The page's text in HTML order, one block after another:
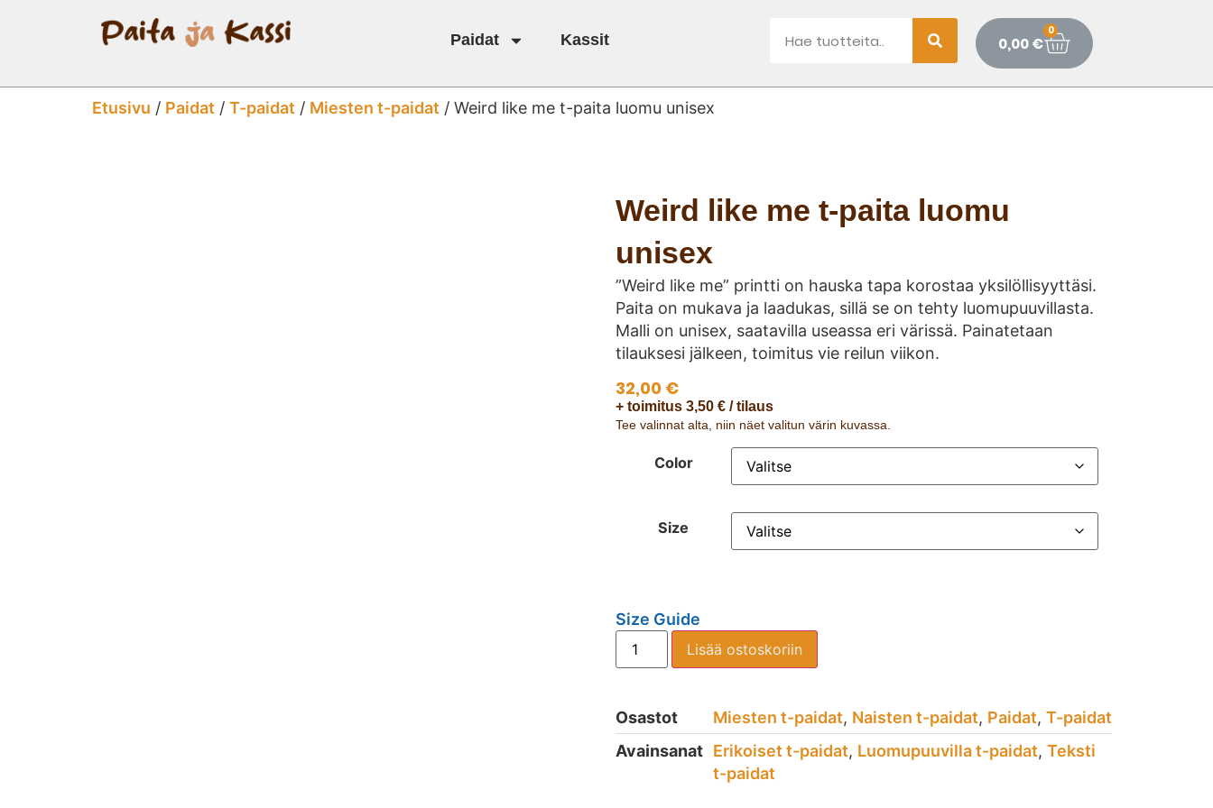
Paidat Kassit 0,00€
0
Etusivu / Paidat / T-paidat / Miesten t-paidat / Weird like me t-paita luomu unisex
Weird like me t-paita luomu
unisex
”Weird like me” printti on hauska tapa korostaa yksilöllisyyttäsi.
Paita on mukava ja laadukas, sillä se on tehty luomupuuvillasta.
Malli on unisex, saatavilla useassa eri värissä. Painatetaan
tilauksesi jälkeen, toimitus vie reilun viikon.
32,00 €
+ toimitus 3,50 € / tilaus
Tee valinnat alta, niin näet valitun värin kuvassa.
Color
Size
Size Guide
Lisää ostoskoriin
Osastot Miesten t-paidat, Naisten t-paidat, Paidat, T-paidat
Avainsanat Erikoiset t-paidat, Luomupuuvilla t-paidat, Teksti
t-paidat